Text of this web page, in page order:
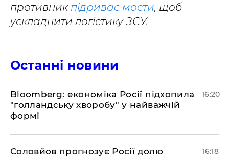
противник підриває мости, щоб
ускладнити логістику ЗСУ.
Останні новини
Bloomberg: економіка Росії підхопила
"голландську хворобу" у найважчій
формі
16:20
Соловйов прогнозує Росії долю
16:18